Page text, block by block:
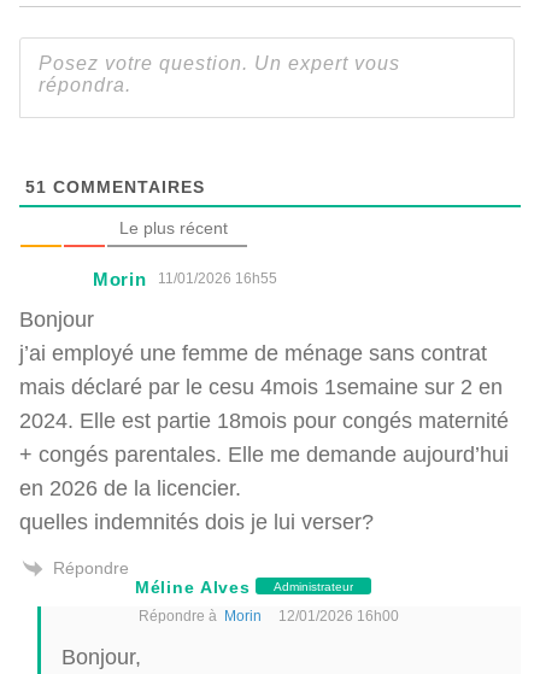
51 COMMENTAIRES
Le plus récent
Morin 11/01/2026 16h55
Bonjour
j’ai employé une femme de ménage sans contrat
mais déclaré par le cesu 4mois 1semaine sur 2 en
2024. Elle est partie 18mois pour congés maternité
+ congés parentales. Elle me demande aujourd’hui
en 2026 de la licencier.
quelles indemnités dois je lui verser?
Répondre
Méline Alves
Administrateur
Répondre à Morin 12/01/2026 16h00
Bonjour,